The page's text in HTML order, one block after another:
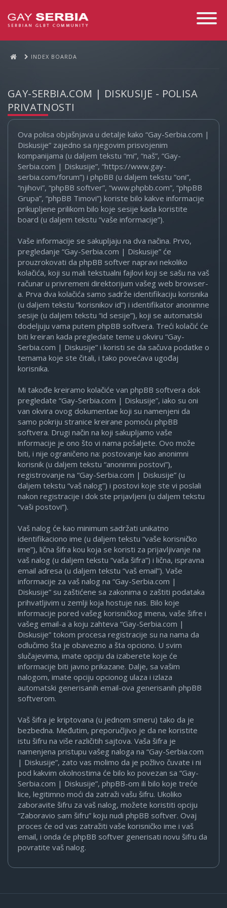
Toggle
INDEX BOARDA
GAY-SERBIA.COM | DISKUSIJE - POLISA
PRIVATNOSTI
Ova polisa objašnjava u detalje kako “Gay-Serbia.com |
Diskusije” zajedno sa njegovim prisvojenim
kompanijama (u daljem tekstu “mi”, “naš”, “Gay-
Serbia.com | Diskusije”, “https://www.gay-
serbia.com/forum”) i phpBB (u daljem tekstu “oni”,
“njihovi”, “phpBB softver”, “www.phpbb.com”, “phpBB
Grupa”, “phpBB Timovi”) koriste bilo kakve informacije
prikupljene prilikom bilo koje sesije kada koristite
board (u daljem tekstu “vaše informacije”).
Vaše informacije se sakupljaju na dva načina. Prvo,
pregledanje “Gay-Serbia.com | Diskusije” će
prouzrokovati da phpBB softver napravi nekoliko
kolačića, koji su mali tekstualni fajlovi koji se sašu na vaš
računar u privremeni direktorijum vašeg web browser-
a. Prva dva kolačića samo sadrže identifikaciju korisnika
(u daljem tekstu “korisnikov id”) i identifikator anonimne
sesije (u daljem tekstu “id sesije”), koji se automatski
dodeljuju vama putem phpBB softvera. Treći kolačić će
biti kreiran kada pregledate teme u okviru “Gay-
Serbia.com | Diskusije” i koristi se da sačuva podatke o
temama koje ste čitali, i tako povećava ugođaj
korisnika.
Mi takođe kreiramo kolačiće van phpBB softvera dok
pregledate “Gay-Serbia.com | Diskusije”, iako su oni
van okvira ovog dokumentae koji su namenjeni da
samo pokriju stranice kreirane pomoću phpBB
softvera. Drugi način na koji sakupljamo vaše
informacije je ono što vi nama pošaljete. Ovo može
biti, i nije ograničeno na: postovanje kao anonimni
korisnik (u daljem tekstu “anonimni postovi”),
registrovanje na “Gay-Serbia.com | Diskusije” (u
daljem tekstu “vaš nalog”) i postovi koje ste vi poslali
nakon registracije i dok ste prijavljeni (u daljem tekstu
“vaši postovi”).
Vaš nalog će kao minimum sadržati unikatno
identifikaciono ime (u daljem tekstu “vaše korisničko
ime”), lična šifra kou koja se koristi za prijavljivanje na
vaš nalog (u daljem tekstu “vaša šifra”) i lična, ispravna
email adresa (u daljem tekstu “vaš email”). Vaše
informacije za vaš nalog na “Gay-Serbia.com |
Diskusije” su zaštićene sa zakonima o zaštiti podataka
prihvatljivim u zemlji koja hostuje nas. Bilo koje
informacije pored vašeg korisničkog imena, vaše šifre i
vašeg email-a a koju zahteva “Gay-Serbia.com |
Diskusije” tokom procesa registracije su na nama da
odlučimo šta je obavezno a šta opciono. U svim
slučajevima, imate opciju da izaberete koje će
informacije biti javno prikazane. Dalje, sa vašim
nalogom, imate opciju opcionog ulaza i izlaza
automatski generisanih email-ova generisanih phpBB
softverom.
Vaš šifra je kriptovana (u jednom smeru) tako da je
bezbedna. Međutim, preporučljivo je da ne koristite
istu šifru na više različitih sajtova. Vaša šifra je
namenjena pristupu vašeg naloga na “Gay-Serbia.com
| Diskusije”, zato vas molimo da je požlivo čuvate i ni
pod kakvim okolnostima će bilo ko povezan sa “Gay-
Serbia.com | Diskusije”, phpBB-om ili bilo koje treće
lice, legitimno moći da zatraži vašu šifru. Ukoliko
zaboravite šifru za vaš nalog, možete koristiti opciju
“Zaboravio sam šifru” koju nudi phpBB softver. Ovaj
proces će od vas zatražiti vaše korisničko ime i vaš
email, i onda će phpBB softver generisati novu šifru da
povratite vaš nalog.